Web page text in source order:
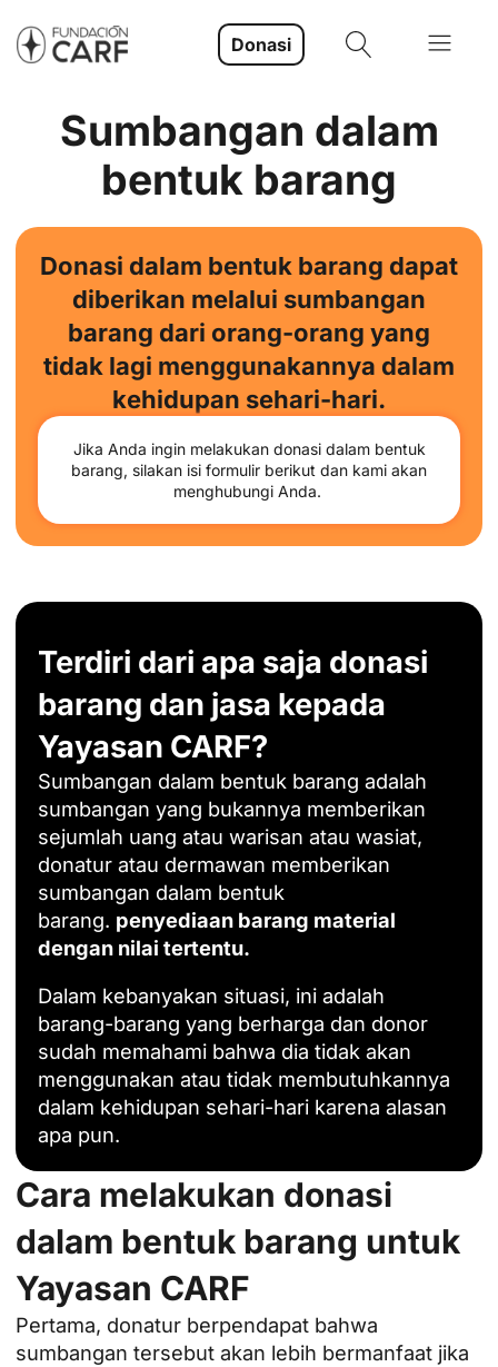
Donasi
Sumbangan dalam
bentuk barang
Donasi dalam bentuk barang dapat
diberikan melalui sumbangan
barang dari orang-orang yang
tidak lagi menggunakannya dalam
kehidupan sehari-hari.
Jika Anda ingin melakukan donasi dalam bentuk
barang, silakan isi formulir berikut dan kami akan
menghubungi Anda.
Terdiri dari apa saja donasi
barang dan jasa kepada
Yayasan CARF?
Sumbangan dalam bentuk barang adalah
sumbangan yang bukannya memberikan
sejumlah uang atau warisan atau wasiat,
donatur atau dermawan memberikan
sumbangan dalam bentuk
barang. penyediaan barang material
dengan nilai tertentu.
Dalam kebanyakan situasi, ini adalah
barang-barang yang berharga dan donor
sudah memahami bahwa dia tidak akan
menggunakan atau tidak membutuhkannya
dalam kehidupan sehari-hari karena alasan
apa pun.
Cara melakukan donasi
dalam bentuk barang untuk
Yayasan CARF
Pertama, donatur berpendapat bahwa
sumbangan tersebut akan lebih bermanfaat jika